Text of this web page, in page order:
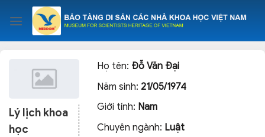
content
Lý lịch khoa
học
Họ tên: Đỗ Văn Đại
Năm sinh: 21/05/1974
Giới tính: Nam
Chuyên ngành: Luật